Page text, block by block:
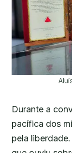
Durante a
pacífica dos
pela